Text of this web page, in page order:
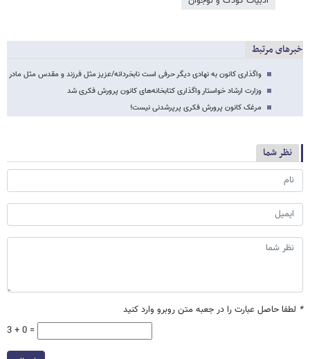
خبرهای مرتبط
واگذاری کانون به نهادی دیگر حرفی است نابخردانه/عزیز مثل فرزند و مقدس مثل مادر
وزارت ارشاد خواستار واگذاری کتابخانه‌های کانون پرورش فکری شد
مرغک کانون پرورش فکری پرپرشدنی نیست!
نظر شما
* لطفا حاصل عبارت را در جعبه متن روبرو وارد کنید
3 + 0 =